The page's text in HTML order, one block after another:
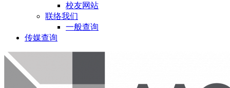
校友网站
联络我们
一般查询
传媒查询